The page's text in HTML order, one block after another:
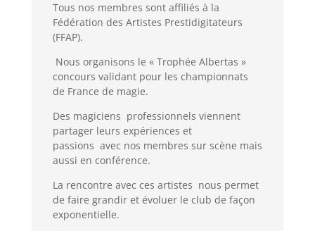
Tous nos membres sont affiliés à la
Fédération des Artistes Prestidigitateurs
(FFAP).
Nous organisons le « Trophée Albertas »
concours validant pour les championnats
de France de magie.
Des magiciens professionnels viennent
partager leurs expériences et
passions avec nos membres sur scène mais
aussi en conférence.
La rencontre avec ces artistes nous permet
de faire grandir et évoluer le club de façon
exponentielle.